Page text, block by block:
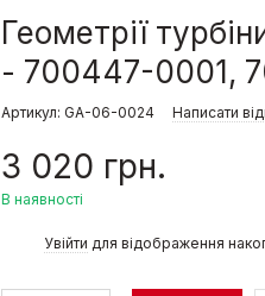
Геометрії
- 700447-0001,
Артикул: GA-06-0024 Написати
3 020 грн.
В наявності
Увійти для відображення